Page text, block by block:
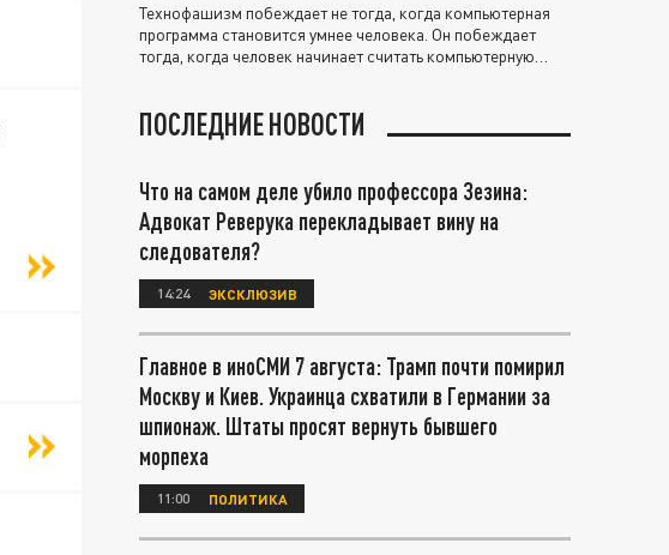
Технофашизм побеждает не тогда, когда компьютерная
программа становится умнее человека. Он побеждает
тогда, когда человек начинает считать компьютерную
ПОСЛЕДНИЕ НОВОСТИ
Что на самом деле убило профессора Зезина:
Адвокат Реверука перекладывает вину на
следователя?
14:24 ЭКСКЛЮЗИВ
Главное в иноСМИ 7 августа: Трамп почти помирил
Москву и Киев. Украинца схватили в Германии за
шпионаж. Штаты просят вернуть бывшего
морпеха
11:00 ПОЛИТИКА